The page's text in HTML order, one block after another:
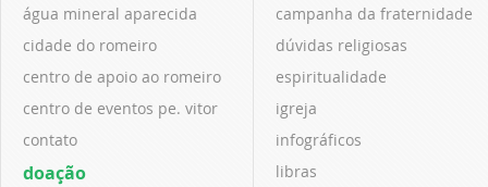
água mineral aparecida
cidade do romeiro
centro de apoio ao romeiro
centro de eventos pe. vitor
contato
doação
campanha da fraternidade
dúvidas religiosas
espiritualidade
igreja
infográficos
libras